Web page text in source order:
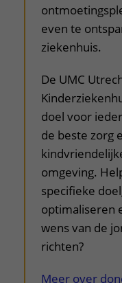
even te
ziekenhuis.
De UMC
doel voor
de beste zorg
omgeving.
specifieke
optimaliseren
wens van de
richten?
Meer over